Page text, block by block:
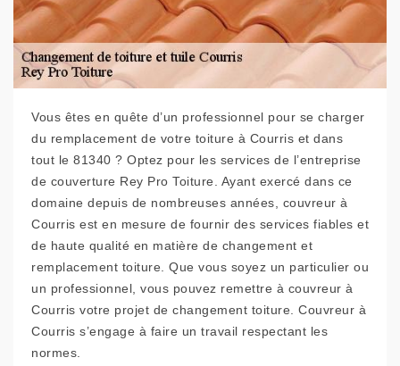
Vous êtes en quête d’un professionnel pour se charger
du remplacement de votre toiture à Courris et dans
tout le 81340 ? Optez pour les services de l’entreprise
de couverture Rey Pro Toiture. Ayant exercé dans ce
domaine depuis de nombreuses années, couvreur à
Courris est en mesure de fournir des services fiables et
de haute qualité en matière de changement et
remplacement toiture. Que vous soyez un particulier ou
un professionnel, vous pouvez remettre à couvreur à
Courris votre projet de changement toiture. Couvreur à
Courris s’engage à faire un travail respectant les
normes.